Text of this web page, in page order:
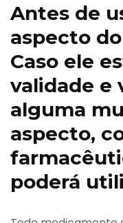
Antes de
aspecto
Caso ele
validade e
alguma
aspecto,
poderá